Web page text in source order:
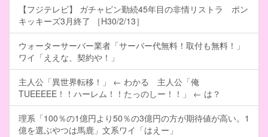
【フジテレビ】 ガチャピン勤続45年目の非情リストラ ポン
キッキーズ3月終了 ［H30/2/13］
ウォーターサーバー業者「サーバー代無料！取付も無料！」
ワイ「ええな、契約や！」
主人公「異世界転移！」 ← わかる 主人公「俺
TUEEEEE！！ハーレム！！たっのしー！！」 ← は？
理系「100％の1億円より50％の3億円の方が期待値が高い。1
億を選ぶやつは馬鹿」文系ワイ「はえー」